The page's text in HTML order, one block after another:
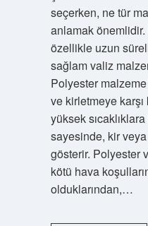
seçerken, ne tür
anlamak
özellikle uzun
sağlam valiz
Polyester
ve kirletmeye karşı
yüksek sıcaklıklara
sayesinde, kir
gösterir. Polyester
kötü hava
olduklarından,…